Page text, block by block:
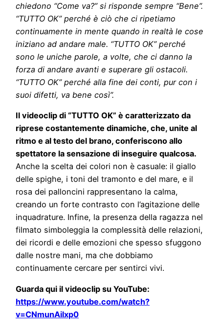
chiedono “Come va?” si risponde sempre “Bene”.
“TUTTO OK” perché è ciò che ci ripetiamo
continuamente in mente quando in realtà le cose
iniziano ad andare male. “TUTTO OK” perché
sono le uniche parole, a volte, che ci danno la
forza di andare avanti e superare gli ostacoli.
“TUTTO OK” perché alla fine dei conti, pur con i
suoi difetti, va bene così”.
Il videoclip di “TUTTO OK” è caratterizzato da
riprese costantemente dinamiche, che, unite al
ritmo e al testo del brano, conferiscono allo
spettatore la sensazione di inseguire qualcosa.
Anche la scelta dei colori non è casuale: il giallo
delle spighe, i toni del tramonto e del mare, e il
rosa dei palloncini rappresentano la calma,
creando un forte contrasto con l’agitazione delle
inquadrature. Infine, la presenza della ragazza nel
filmato simboleggia la complessità delle relazioni,
dei ricordi e delle emozioni che spesso sfuggono
dalle nostre mani, ma che dobbiamo
continuamente cercare per sentirci vivi.
Guarda qui il videoclip su YouTube:
https://www.youtube.com/watch?
v=CNmunAilxp0